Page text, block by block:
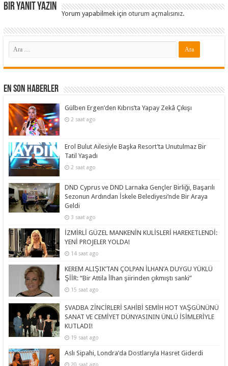
Bir yanıt yazın
Yorum yapabilmek içinoturum açmalısınız.
En Son Haberler
Gülben Ergen’den Kıbrıs’ta Yapay Zekâ Çıkışı
2 saat ago
Erol Bulut Ailesiyle Başka Resort’ta Unutulmaz Bir
Tatil Yaşadı
2 saat ago
DND Cyprus ve DND Larnaka Gençler Birliği, Başarılı
Sezonun Ardından İskele Belediyesi’nde Bir Araya
Geldi
3 saat ago
İZMİRLİ GÜZEL MANKENİN KULİSLERİ HAREKETLENDİ:
YENİ PROJELER YOLDA!
14 saat ago
KEREM ALIŞIK’TAN ÇOLPAN İLHAN’A DUYGU YÜKLÜ
ŞİİR: “Bir Attila İlhan şiirinden çıkmıştı sanki”
15 saat ago
SVADBA ZİNCİRLERİ SAHİBİ SEMİH HOT YAŞGÜNÜNÜ
SANAT VE CEMİYET DÜNYASININ ÜNLÜ İSİMLERİYLE
KUTLADI!
19 saat ago
Aslı Sipahi, Londra’da Dostlarıyla Hasret Giderdi
20 saat ago